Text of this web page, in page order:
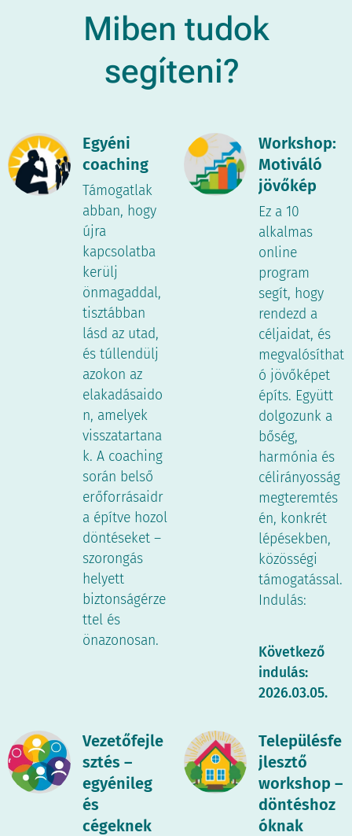
Miben tudok
segíteni?
Egyéni
coaching
Támogatlak
abban, hogy
újra
kapcsolatba
kerülj
önmagaddal,
tisztábban
lásd az utad,
és túllendülj
azokon az
elakadásaido
n, amelyek
visszatartana
k. A coaching
során belső
erőforrásaidr
a építve hozol
döntéseket –
szorongás
helyett
biztonságérze
ttel és
önazonosan.
Workshop:
Motiváló
jövőkép
Ez a 10
alkalmas
online
program
segít, hogy
rendezd a
céljaidat, és
megvalósíthat
ó jövőképet
építs. Együtt
dolgozunk a
bőség,
harmónia és
célirányosság
megteremtés
én, konkrét
lépésekben,
közösségi
támogatással.
Indulás:
Következő
indulás:
2026.03.05.
Vezetőfejle
sztés –
egyénileg
és
cégeknek
Településfe
jlesztő
workshop –
döntéshoz
óknak